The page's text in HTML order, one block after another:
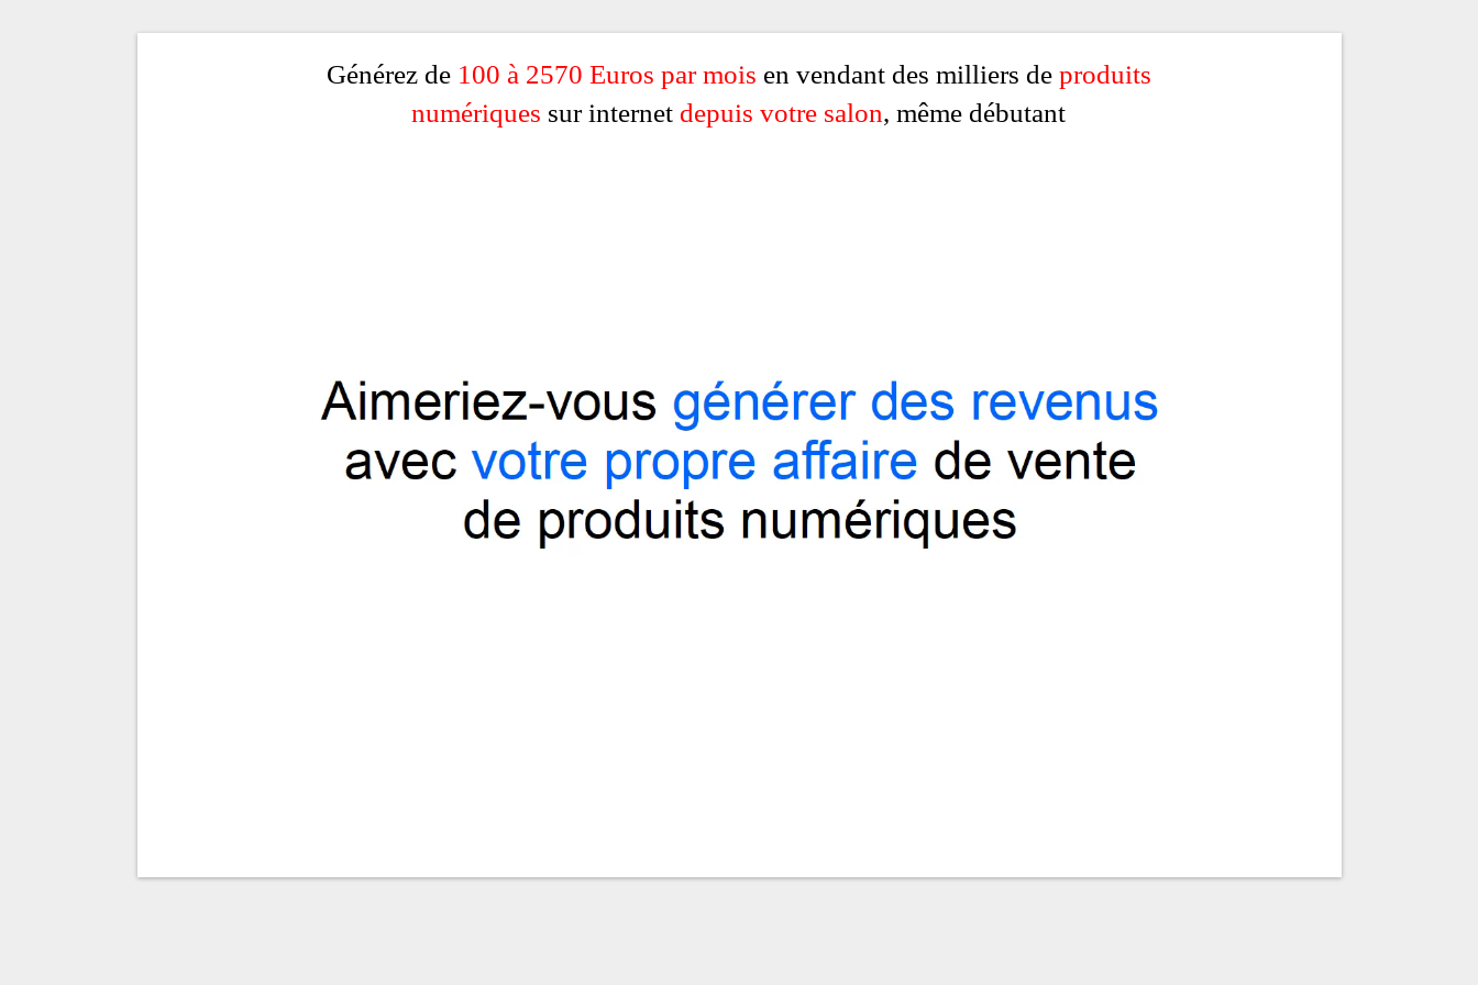
Générez de 100 à 2570 Euros par mois en vendant des milliers de produits
numériques sur internet depuis votre salon, même débutant